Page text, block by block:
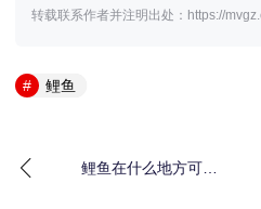
转载联系作者并注明出处：https://
鲤鱼
鲤鱼在什么地方可以